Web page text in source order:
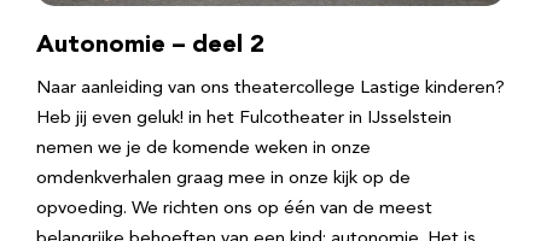
Autonomie – deel 2
Naar aanleiding van ons theatercollege Lastige kinderen?
Heb jij even geluk! in het Fulcotheater in IJsselstein
nemen we je de komende weken in onze
omdenkverhalen graag mee in onze kijk op de
opvoeding. We richten ons op één van de meest